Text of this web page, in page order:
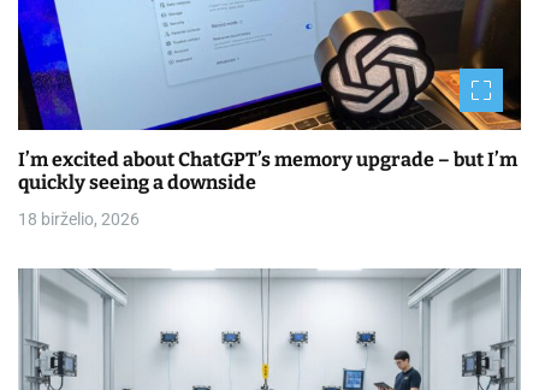
I’m excited about ChatGPT’s memory upgrade – but I’m
quickly seeing a downside
18 birželio, 2026